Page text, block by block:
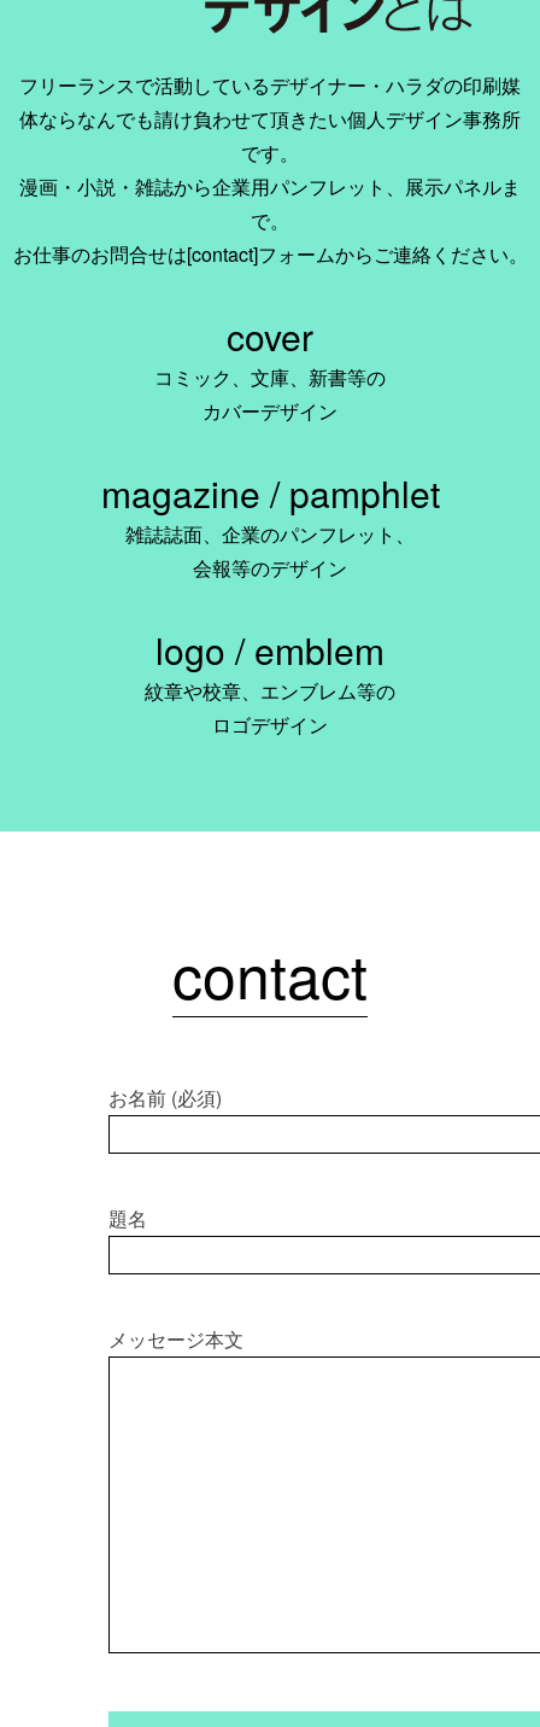
フリーランスで活動しているデザイナー・ハラダの印刷媒
体ならなんでも請け負わせて頂きたい個人デザイン事務所
です。
漫画・小説・雑誌から企業用パンフレット、展示パネルま
で。
お仕事のお問合せは[contact]フォームからご連絡ください。
cover
コミック、文庫、新書等の
カバーデザイン
magazine / pamphlet
雑誌誌面、企業のパンフレット、
会報等のデザイン
logo / emblem
紋章や校章、エンブレム等の
ロゴデザイン
contact
お名前 (必須)
題名
メッセージ本文